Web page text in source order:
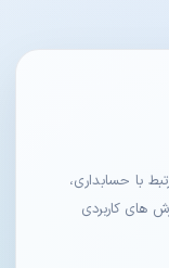
با حسابداری،
های کاربردی